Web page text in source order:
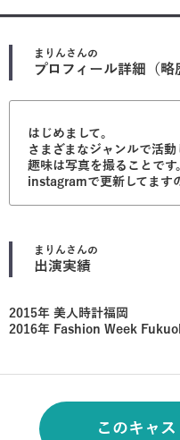
まりん さんの
プロフィール詳細（略
はじめまして。
さまざまなジャンルで活動
趣味は写真を撮ることです
instagramで更新してます
まりん さんの
出演実績
2015年 美人時計福岡
2016年 Fashion Week
このキャ